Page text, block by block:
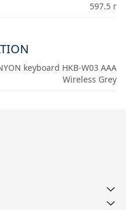
597.5 г
keyboard HKB-W03 AAA
Wireless Grey